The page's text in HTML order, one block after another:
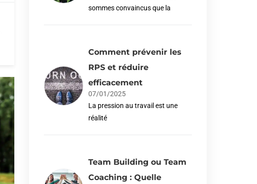
sommes convaincus que la
Comment prévenir les
RPS et réduire
efficacement
07/01/2025
La pression au travail est une
réalité
Team Building ou Team
Coaching : Quelle